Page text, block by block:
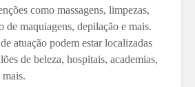
como massagens, limpezas,
de maquiagens, depilação e mais.
atuação podem estar localizadas
de beleza, hospitais, academias,
mais.